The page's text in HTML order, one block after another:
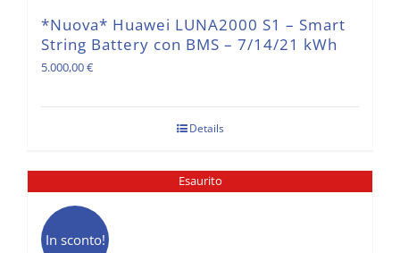
*Nuova* Huawei LUNA2000 S1 – Smart
String Battery con BMS – 7/14/21 kWh
5.000,00€
Details
Esaurito
In sconto!